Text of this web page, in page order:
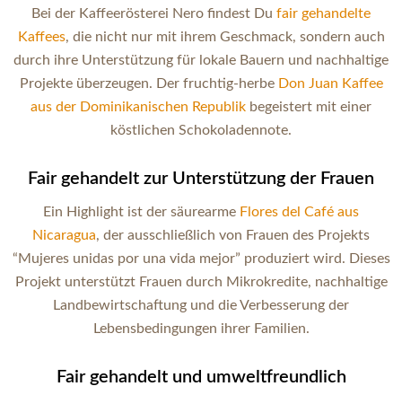
Bei der Kaffeerösterei Nero findest Du fair gehandelte
Kaffees, die nicht nur mit ihrem Geschmack, sondern auch
durch ihre Unterstützung für lokale Bauern und nachhaltige
Projekte überzeugen. Der fruchtig-herbe Don Juan Kaffee
aus der Dominikanischen Republik begeistert mit einer
köstlichen Schokoladennote.
Fair gehandelt zur Unterstützung der Frauen
Ein Highlight ist der säurearme Flores del Café aus
Nicaragua, der ausschließlich von Frauen des Projekts
“Mujeres unidas por una vida mejor” produziert wird. Dieses
Projekt unterstützt Frauen durch Mikrokredite, nachhaltige
Landbewirtschaftung und die Verbesserung der
Lebensbedingungen ihrer Familien.
Fair gehandelt und umweltfreundlich